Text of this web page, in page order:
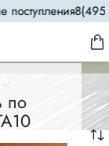
по
8(495) 788-